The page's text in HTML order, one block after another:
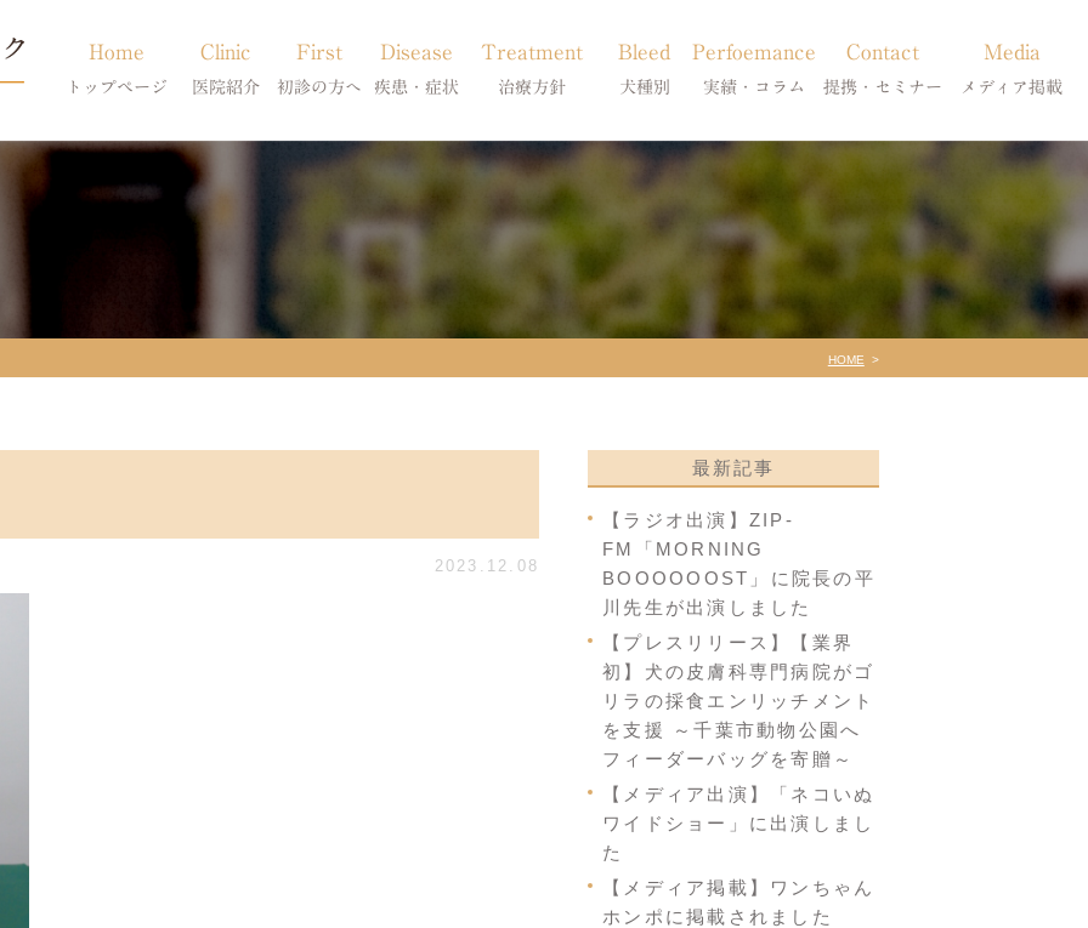
Home
トップページ
Clinic
医院紹介
当院のご紹介
First
初診の方へ
Disease
疾患・症状
アトピー・アレルギー
膿皮症・脂漏症
脱毛症・アロペシアX
Treatment
治療方針
皮膚科特別診療
スキンケア療法
Bleed
犬種別
柴犬の皮膚病
シーズーの皮膚病
フレンチブルドッグの皮膚病
Perfoemance
実績・コラム
犬種別
症状別
Contact
提携・セミナー
診療提携・セミナー開催
Media
メディア掲載
メディア掲載
HOME
2023.12.08
最新記事
【ラジオ出演】ZIP-
FM「MORNING
BOOOOOOST」に院長の平
川先生が出演しました
【プレスリリース】【業界
初】犬の皮膚科専門病院がゴ
リラの採食エンリッチメント
を支援 ～千葉市動物公園へ
フィーダーバッグを寄贈～
【メディア出演】「ネコいぬ
ワイドショー」に出演しまし
た
【メディア掲載】ワンちゃん
ホンポに掲載されました